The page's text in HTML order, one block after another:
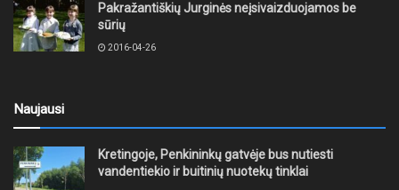
Pakražantiškių Jurginės neįsivaizduojamos be
sūrių
2016-04-26
Naujausi
Kretingoje, Penkininkų gatvėje bus nutiesti
vandentiekio ir buitinių nuotekų tinklai